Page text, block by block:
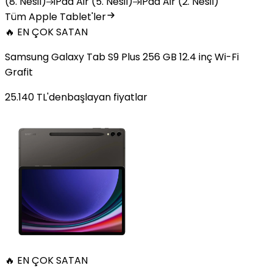
Tüm Apple Tablet'ler
🔥 EN ÇOK SATAN
Samsung Galaxy Tab S9 Plus 256 GB 12.4 inç Wi-Fi
Grafit
25.140 TL'denbaşlayan fiyatlar
🔥 EN ÇOK SATAN